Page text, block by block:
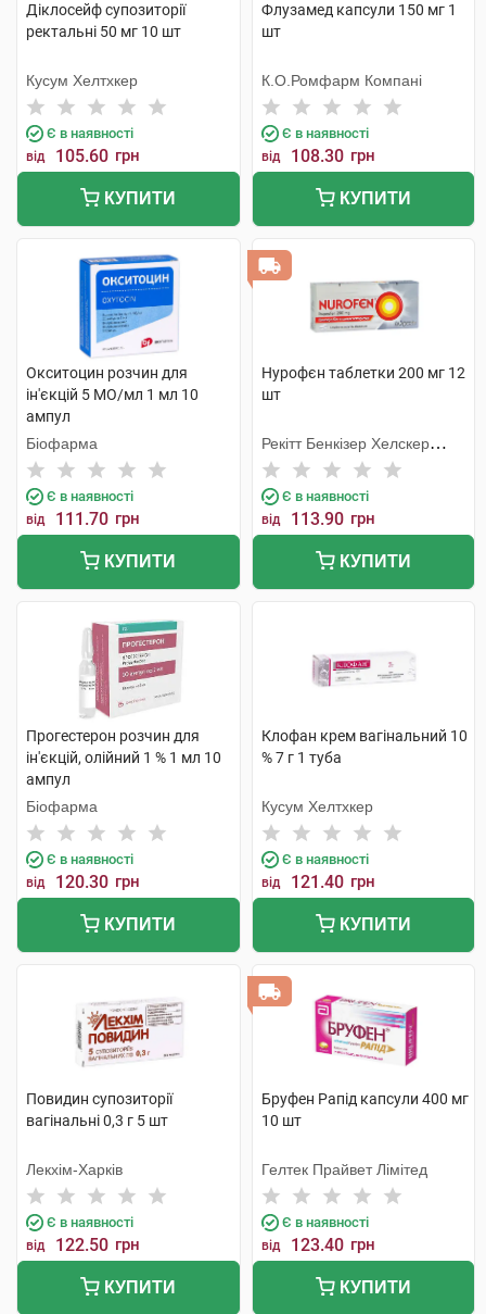
Діклосейф супозиторії
ректальні 50 мг 10 шт
Кусум Хелтхкер
Є в наявності
від 105.60 грн
КУПИТИ
Флузамед капсули 150 мг 1
шт
К.О.Ромфарм Компані
Є в наявності
від 108.30 грн
КУПИТИ
Окситоцин розчин для
ін'єкцій 5 МО/мл 1 мл 10
ампул
Біофарма
Є в наявності
від 111.70 грн
КУПИТИ
Нурофєн таблетки 200 мг 12
шт
Рекітт Бенкізер Хелскер
Інтернешнл
Є в наявності
від 113.90 грн
КУПИТИ
Прогестерон розчин для
ін'єкцій, олійний 1 % 1 мл 10
ампул
Біофарма
Є в наявності
від 120.30 грн
КУПИТИ
Клофан крем вагінальний 10
% 7 г 1 туба
Кусум Хелтхкер
Є в наявності
від 121.40 грн
КУПИТИ
Повидин супозиторії
вагінальні 0,3 г 5 шт
Лекхім-Харків
Є в наявності
від 122.50 грн
КУПИТИ
Бруфен Рапід капсули 400 мг
10 шт
Гелтек Прайвет Лімітед
Є в наявності
від 123.40 грн
КУПИТИ